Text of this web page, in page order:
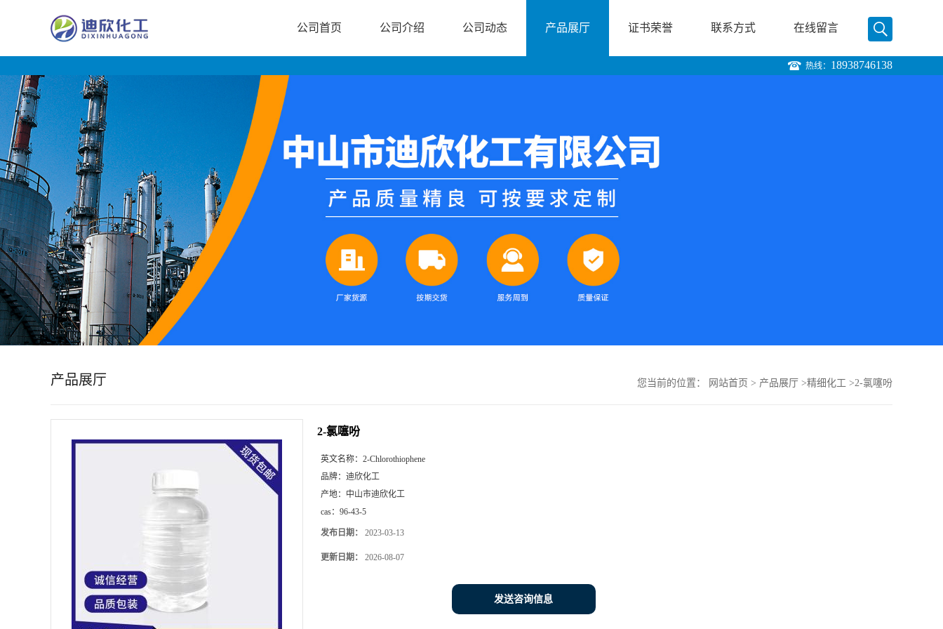
司
首
页
公
司
介
绍
公
公司首页 公司介绍 公司动态 产品展厅 证书荣誉 联系方式 在线留言
热线： 18938746138
产品展厅 您当前的位置： 网站首页 > 产品展厅 >精细化工 >2-氯噻吩
2-氯噻吩
英文名称： 2-Chlorothiophene
品牌： 迪欣化工
产地： 中山市迪欣化工
cas： 96-43-5
发布日期： 2023-03-13
更新日期： 2026-08-07
发送咨询信息